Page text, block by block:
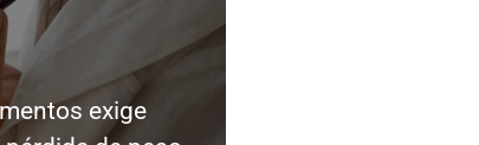
exige